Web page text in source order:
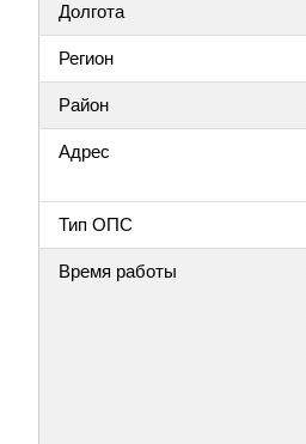
Долгота
Регион
Район
Адрес
Тип ОПС
Время работы